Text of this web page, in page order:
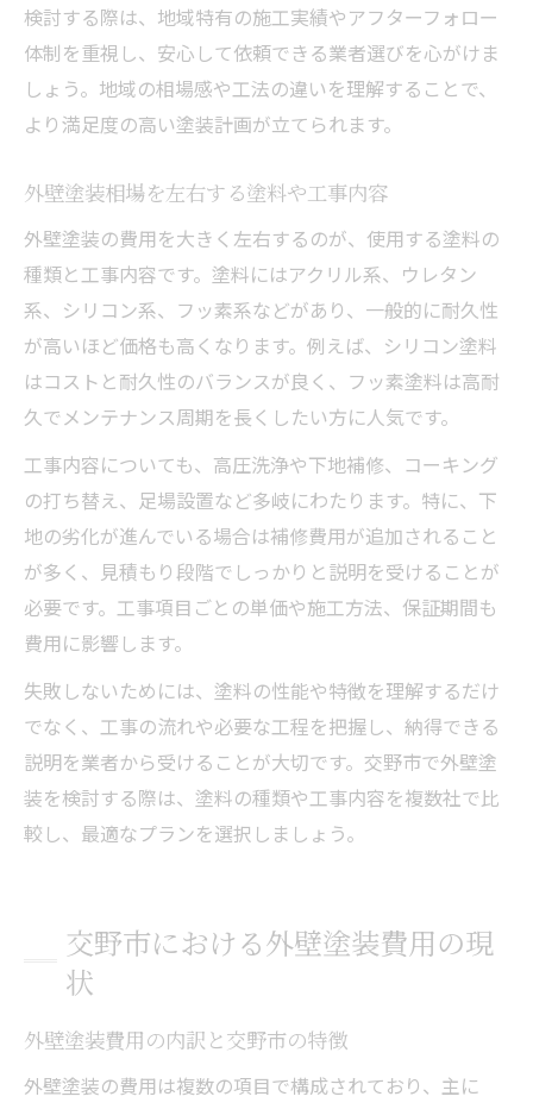
検討する際は、地域特有の施工実績やアフターフォロー
体制を重視し、安心して依頼できる業者選びを心がけま
しょう。地域の相場感や工法の違いを理解することで、
より満足度の高い塗装計画が立てられます。
外壁塗装相場を左右する塗料や工事内容
外壁塗装の費用を大きく左右するのが、使用する塗料の
種類と工事内容です。塗料にはアクリル系、ウレタン
系、シリコン系、フッ素系などがあり、一般的に耐久性
が高いほど価格も高くなります。例えば、シリコン塗料
はコストと耐久性のバランスが良く、フッ素塗料は高耐
久でメンテナンス周期を長くしたい方に人気です。
工事内容についても、高圧洗浄や下地補修、コーキング
の打ち替え、足場設置など多岐にわたります。特に、下
地の劣化が進んでいる場合は補修費用が追加されること
が多く、見積もり段階でしっかりと説明を受けることが
必要です。工事項目ごとの単価や施工方法、保証期間も
費用に影響します。
失敗しないためには、塗料の性能や特徴を理解するだけ
でなく、工事の流れや必要な工程を把握し、納得できる
説明を業者から受けることが大切です。交野市で外壁塗
装を検討する際は、塗料の種類や工事内容を複数社で比
較し、最適なプランを選択しましょう。
交野市における外壁塗装費用の現
状
外壁塗装費用の内訳と交野市の特徴
外壁塗装の費用は複数の項目で構成されており、主に